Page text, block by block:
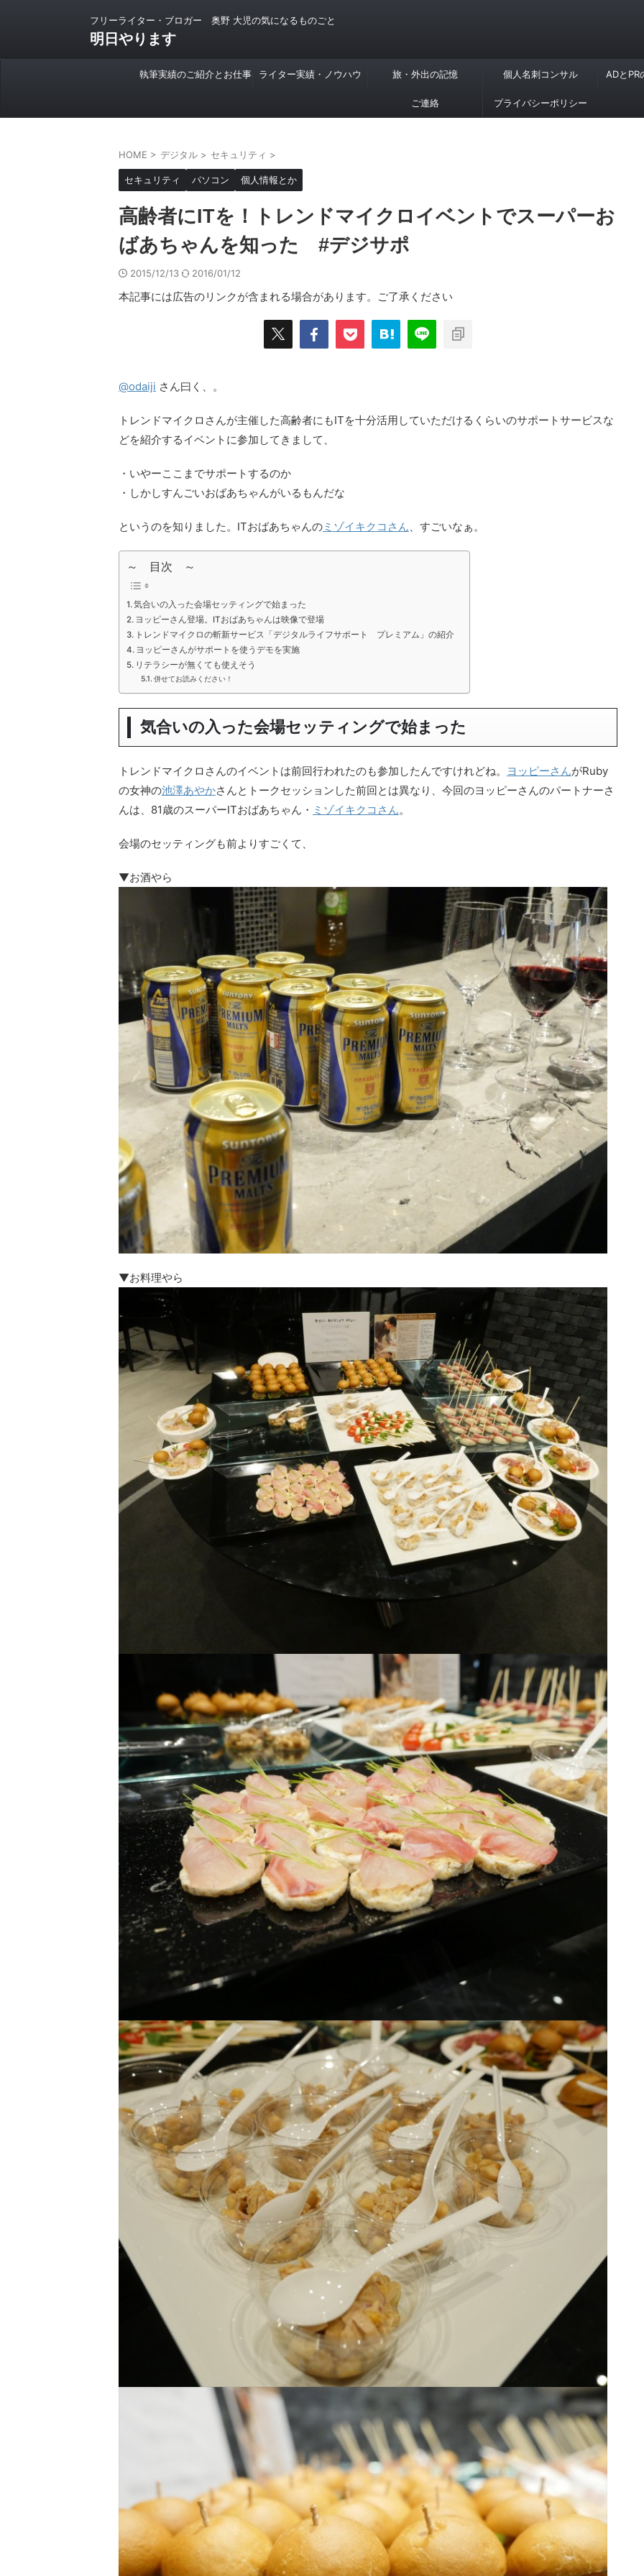
フリーライター・ブロガー 奥野 大児の気になるものごと
明日やります
執筆実績のご紹介とお仕事 ライター実績・ノウハウ 旅・外出の記憶 個人名刺コンサル ADとPR
ご連絡 プライバシーポリシー
HOME > デジタル > セキュリティ >
セキュリティ パソコン 個人情報とか
高齢者にITを！トレンドマイクロイベントでスーパーお
ばあちゃんを知った #デジサポ
2015/12/13 2016/01/12
本記事には広告のリンクが含まれる場合があります。ご了承ください
@odaiji さん曰く、。
トレンドマイクロさんが主催した高齢者にもITを十分活用していただけるくらいのサポートサービスな
どを紹介するイベントに参加してきまして、
・いやーここまでサポートするのか
・しかしすんごいおばあちゃんがいるもんだな
というのを知りました。ITおばあちゃんのミゾイキクコさん 、すごいなぁ。
～ 目次 ～
気合いの入った会場セッティングで始まった
ヨッピーさん登場。ITおばあちゃんは映像で登場
トレンドマイクロの斬新サービス「デジタルライフサポート プレミアム」の紹介
ヨッピーさんがサポートを使うデモを実施
リテラシーが無くても使えそう
併せてお読みください！
気合いの入った会場セッティングで始まった
トレンドマイクロさんのイベントは前回行われたのも参加したんですけれどね。 ヨッピーさんがRuby
の女神の池澤あやかさんとトークセッションした前回とは異なり、今回のヨッピーさんのパートナーさ
んは、81歳のスーパーITおばあちゃん・ ミゾイキクコさん。
会場のセッティングも前よりすごくて、
▼お酒やら
▼お料理やら